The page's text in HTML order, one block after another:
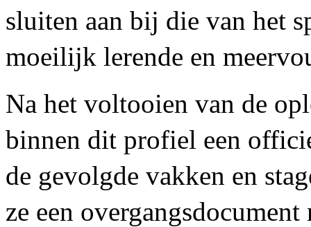
sluiten aan bij die van het
moeilijk lerende en
Na het voltooien van de
binnen dit profiel een
de gevolgde vakken en
ze een